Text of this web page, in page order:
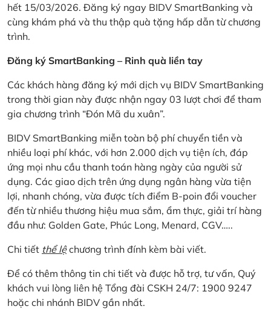
hết 15/03/2026. Đăng ký ngay BIDV SmartBanking và
cùng khám phá và thu thập quà tặng hấp dẫn từ chương
trình.
Đăng ký SmartBanking – Rinh quà liền tay
Các khách hàng đăng ký mới dịch vụ BIDV SmartBanking
trong thời gian này được nhận ngay 03 lượt chơi để tham
gia chương trình “Đón Mã du xuân”.
BIDV SmartBanking miễn toàn bộ phí chuyển tiền và
nhiều loại phí khác, với hơn 2.000 dịch vụ tiện ích, đáp
ứng mọi nhu cầu thanh toán hàng ngày của người sử
dụng. Các giao dịch trên ứng dụng ngân hàng vừa tiện
lợi, nhanh chóng, vừa được tích điểm B-poin đổi voucher
đến từ nhiều thương hiệu mua sắm, ẩm thực, giải trí hàng
đầu như: Golden Gate, Phúc Long, Menard, CGV…..
Chi tiết thể lệchương trình đính kèm bài viết.
Để có thêm thông tin chi tiết và được hỗ trợ, tư vấn, Quý
khách vui lòng liên hệ Tổng đài CSKH 24/7: 1900 9247
hoặc chi nhánh BIDV gần nhất.